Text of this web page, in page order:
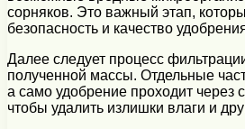
сорняков. Это важный этап,
безопасность и качество
Далее следует процесс
полученной массы. Отдельные
а само удобрение проходит через
чтобы удалить излишки влаги и